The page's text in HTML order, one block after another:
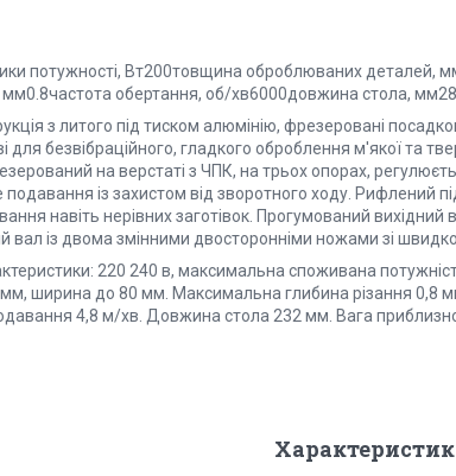
потужності, Вт200товщина оброблюваних
мм0.8частота обертання, об/хв6000довжина стола,
з литого під тиском алюмінію, фрезеровані
для безвібраційного, гладкого оброблення м'якої та
на верстаті з ЧПК, на трьох опорах,
із захистом від зворотного ходу. Рифлений
навіть нерівних заготівок. Прогумований
вал із двома змінними двосторонніми ножами зі
220 240 в, максимальна споживана
мм, ширина до 80 мм. Максимальна глибина різання 0,8
4,8 м/хв. Довжина стола 232 мм. Вага